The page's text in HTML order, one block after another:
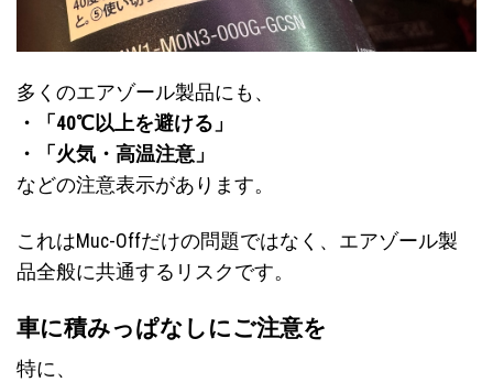
多くのエアゾール製品にも、
・「40℃以上を避ける」
・「火気・高温注意」
などの注意表示があります。
これはMuc-Offだけの問題ではなく、エアゾール製
品全般に共通するリスクです。
車に積みっぱなしにご注意を
特に、